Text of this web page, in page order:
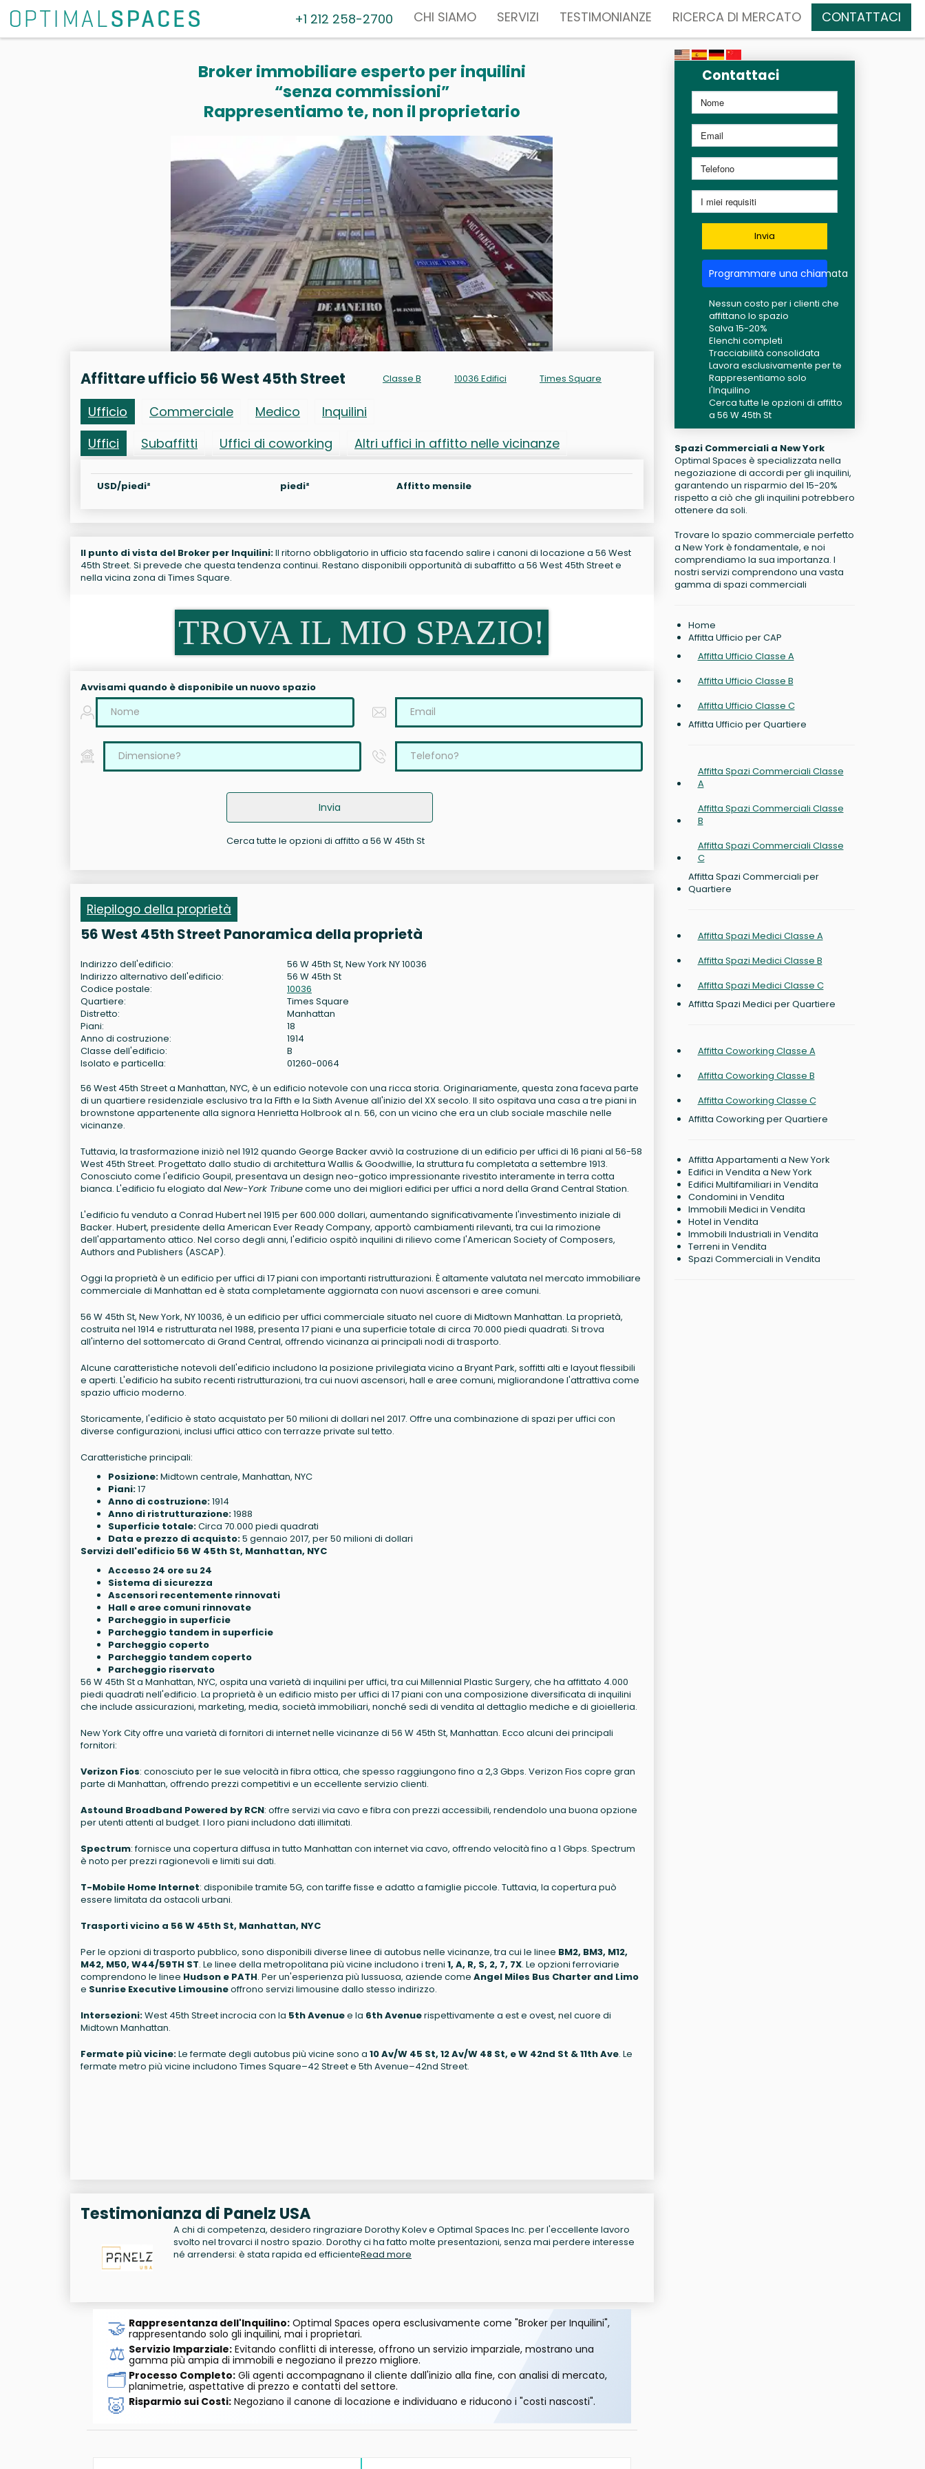
+1 212 258-2700 CHI SIAMO SERVIZI TESTIMONIANZE RICERCA DI MERCATO CONTATTACI
Broker immobiliare esperto per inquilini
“senza commissioni”
Rappresentiamo te, non il proprietario
Affittare ufficio 56 West 45th Street Classe B 10036 Edifici Times Square
Ufficio Commerciale Medico
Inquilini
Uffici
Subaffitti Uffici di coworking Altri uffici in affitto nelle vicinanze
USD/piedi² piedi² Affitto mensile
Il punto di vista del Broker per Inquilini:Il ritorno obbligatorio in ufficio sta facendo salire i canoni di locazione a 56 West
45th Street. Si prevede che questa tendenza continui. Restano disponibili opportunità di subaffitto a 56 West 45th Street e
nella vicina zona di Times Square.
TROVA IL MIO SPAZIO!
Avvisami quando è disponibile un nuovo spazio
Invia
Cerca tutte le opzioni di affitto a 56 W 45th St
Riepilogo della proprietà
56 West 45th Street Panoramica della proprietà
Indirizzo dell'edificio:
56 W 45th St, New York NY 10036
Indirizzo alternativo dell'edificio:
56 W 45th St
Codice postale:
10036
Quartiere:
Times Square
Distretto:
Manhattan
Piani:
18
Anno di costruzione:
1914
Classe dell'edificio:
B
Isolato e particella:
01260-0064
56 West 45th Street a Manhattan, NYC, è un edificio notevole con una ricca storia. Originariamente, questa zona faceva parte
di un quartiere residenziale esclusivo tra la Fifth e la Sixth Avenue all'inizio del XX secolo. Il sito ospitava una casa a tre piani in
brownstone appartenente alla signora Henrietta Holbrook al n. 56, con un vicino che era un club sociale maschile nelle
vicinanze.
Tuttavia, la trasformazione iniziò nel 1912 quando George Backer avviò la costruzione di un edificio per uffici di 16 piani al 56-58
West 45th Street. Progettato dallo studio di architettura Wallis & Goodwillie, la struttura fu completata a settembre 1913.
Conosciuto come l'edificio Goupil, presentava un design neo-gotico impressionante rivestito interamente in terra cotta
bianca. L'edificio fu elogiato dal New-York Tribunecome uno dei migliori edifici per uffici a nord della Grand Central Station.
L'edificio fu venduto a Conrad Hubert nel 1915 per 600.000 dollari, aumentando significativamente l'investimento iniziale di
Backer. Hubert, presidente della American Ever Ready Company, apportò cambiamenti rilevanti, tra cui la rimozione
dell'appartamento attico. Nel corso degli anni, l'edificio ospitò inquilini di rilievo come l'American Society of Composers,
Authors and Publishers (ASCAP).
Oggi la proprietà è un edificio per uffici di 17 piani con importanti ristrutturazioni. È altamente valutata nel mercato immobiliare
commerciale di Manhattan ed è stata completamente aggiornata con nuovi ascensori e aree comuni.
56 W 45th St, New York, NY 10036, è un edificio per uffici commerciale situato nel cuore di Midtown Manhattan. La proprietà,
costruita nel 1914 e ristrutturata nel 1988, presenta 17 piani e una superficie totale di circa 70.000 piedi quadrati. Si trova
all'interno del sottomercato di Grand Central, offrendo vicinanza ai principali nodi di trasporto.
Alcune caratteristiche notevoli dell'edificio includono la posizione privilegiata vicino a Bryant Park, soffitti alti e layout flessibili
e aperti. L'edificio ha subito recenti ristrutturazioni, tra cui nuovi ascensori, hall e aree comuni, migliorandone l'attrattiva come
spazio ufficio moderno.
Storicamente, l'edificio è stato acquistato per 50 milioni di dollari nel 2017. Offre una combinazione di spazi per uffici con
diverse configurazioni, inclusi uffici attico con terrazze private sul tetto.
Caratteristiche principali:
Posizione:Midtown centrale, Manhattan, NYC
Piani:17
Anno di costruzione:1914
Anno di ristrutturazione:1988
Superficie totale:Circa 70.000 piedi quadrati
Data e prezzo di acquisto:5 gennaio 2017, per 50 milioni di dollari
Servizi dell'edificio 56 W 45th St, Manhattan, NYC
Accesso 24 ore su 24
Sistema di sicurezza
Ascensori recentemente rinnovati
Hall e aree comuni rinnovate
Parcheggio in superficie
Parcheggio tandem in superficie
Parcheggio coperto
Parcheggio tandem coperto
Parcheggio riservato
56 W 45th St a Manhattan, NYC, ospita una varietà di inquilini per uffici, tra cui Millennial Plastic Surgery, che ha affittato 4.000
piedi quadrati nell'edificio. La proprietà è un edificio misto per uffici di 17 piani con una composizione diversificata di inquilini
che include assicurazioni, marketing, media, società immobiliari, nonché sedi di vendita al dettaglio mediche e di gioielleria.
New York City offre una varietà di fornitori di internet nelle vicinanze di 56 W 45th St, Manhattan. Ecco alcuni dei principali
fornitori:
Verizon Fios: conosciuto per le sue velocità in fibra ottica, che spesso raggiungono fino a 2,3 Gbps. Verizon Fios copre gran
parte di Manhattan, offrendo prezzi competitivi e un eccellente servizio clienti.
Astound Broadband Powered by RCN: offre servizi via cavo e fibra con prezzi accessibili, rendendolo una buona opzione
per utenti attenti al budget. I loro piani includono dati illimitati.
Spectrum: fornisce una copertura diffusa in tutto Manhattan con internet via cavo, offrendo velocità fino a 1 Gbps. Spectrum
è noto per prezzi ragionevoli e limiti sui dati.
T-Mobile Home Internet: disponibile tramite 5G, con tariffe fisse e adatto a famiglie piccole. Tuttavia, la copertura può
essere limitata da ostacoli urbani.
Trasporti vicino a 56 W 45th St, Manhattan, NYC
Per le opzioni di trasporto pubblico, sono disponibili diverse linee di autobus nelle vicinanze, tra cui le linee BM2, BM3, M12,
M42, M50, W44/59TH ST. Le linee della metropolitana più vicine includono i treni 1, A, R, S, 2, 7, 7X. Le opzioni ferroviarie
comprendono le linee Hudson e PATH. Per un'esperienza più lussuosa, aziende come Angel Miles Bus Charter and Limo
e Sunrise Executive Limousineoffrono servizi limousine dallo stesso indirizzo.
Intersezioni:West 45th Street incrocia con la 5th Avenuee la 6th Avenuerispettivamente a est e ovest, nel cuore di
Midtown Manhattan.
Fermate più vicine:Le fermate degli autobus più vicine sono a 10 Av/W 45 St, 12 Av/W 48 St, e W 42nd St & 11th Ave. Le
fermate metro più vicine includono Times Square–42 Street e 5th Avenue–42nd Street.
Testimonianza di Panelz USA
A chi di competenza, desidero ringraziare Dorothy Kolev e Optimal Spaces Inc. per l'eccellente lavoro
svolto nel trovarci il nostro spazio. Dorothy ci ha fatto molte presentazioni, senza mai perdere interesse
né arrendersi: è stata rapida ed efficienteRead more
🤝 Rappresentanza dell'Inquilino:Optimal Spaces opera esclusivamente come "Broker per Inquilini",
rappresentando solo gli inquilini, mai i proprietari.
⚖️ Servizio Imparziale:Evitando conflitti di interesse, offrono un servizio imparziale, mostrano una
gamma più ampia di immobili e negoziano il prezzo migliore.
🗂️ Processo Completo:Gli agenti accompagnano il cliente dall'inizio alla fine, con analisi di mercato,
planimetrie, aspettative di prezzo e contatti del settore.
🐷 Risparmio sui Costi:Negoziano il canone di locazione e individuano e riducono i "costi nascosti".
Contattaci
Invia
Programmare una chiamata
Nessun costo per i clienti che
affittano lo spazio
Salva 15-20%
Elenchi completi
Tracciabilità consolidata
Lavora esclusivamente per te
Rappresentiamo solo
l'Inquilino
Cerca tutte le opzioni di affitto
a 56 W 45th St
Spazi Commerciali a New York
Optimal Spaces è specializzata nella
negoziazione di accordi per gli inquilini,
garantendo un risparmio del 15-20%
rispetto a ciò che gli inquilini potrebbero
ottenere da soli.
Trovare lo spazio commerciale perfetto
a New York è fondamentale, e noi
comprendiamo la sua importanza. I
nostri servizi comprendono una vasta
gamma di spazi commerciali
Home
Affitta Ufficio per CAP
Affitta Ufficio Classe A
Affitta Ufficio Classe B
Affitta Ufficio Classe C
Affitta Ufficio per Quartiere
Affitta Spazi Commerciali Classe
A
Affitta Spazi Commerciali Classe
B
Affitta Spazi Commerciali Classe
C
Affitta Spazi Commerciali per
Quartiere
Affitta Spazi Medici Classe A
Affitta Spazi Medici Classe B
Affitta Spazi Medici Classe C
Affitta Spazi Medici per Quartiere
Affitta Coworking Classe A
Affitta Coworking Classe B
Affitta Coworking Classe C
Affitta Coworking per Quartiere
Affitta Appartamenti a New York
Edifici in Vendita a New York
Edifici Multifamiliari in Vendita
Condomini in Vendita
Immobili Medici in Vendita
Hotel in Vendita
Immobili Industriali in Vendita
Terreni in Vendita
Spazi Commerciali in Vendita